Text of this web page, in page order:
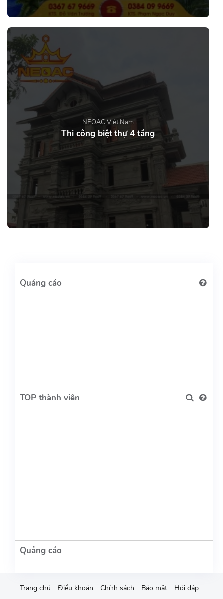
NEOAC Việt Nam
Thi công biệt thự 4 tầng
TOP thành viên
Trang chủ Điều khoản Chính sách Bảo mật
Hỏi đáp